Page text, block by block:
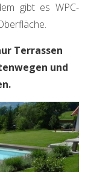
gibt es WPC-
Terrassen
und